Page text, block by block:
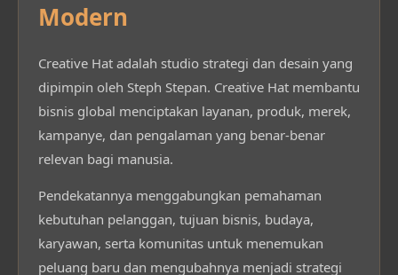
Modern
Creative Hat adalah studio strategi dan desain yang
dipimpin oleh Steph Stepan. Creative Hat membantu
bisnis global menciptakan layanan, produk, merek,
kampanye, dan pengalaman yang benar-benar
relevan bagi manusia.
Pendekatannya menggabungkan pemahaman
kebutuhan pelanggan, tujuan bisnis, budaya,
karyawan, serta komunitas untuk menemukan
peluang baru dan mengubahnya menjadi strategi